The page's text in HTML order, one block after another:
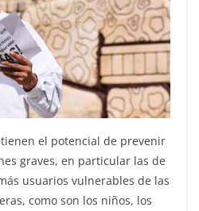
el potencial de prevenir
graves, en particular las de
usuarios vulnerables de las
como son los niños, los